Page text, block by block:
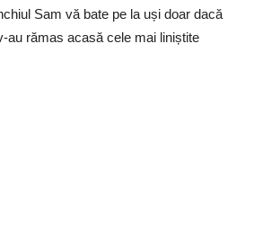
Sam vă bate pe la uși doar dacă
au rămas acasă cele mai liniștite